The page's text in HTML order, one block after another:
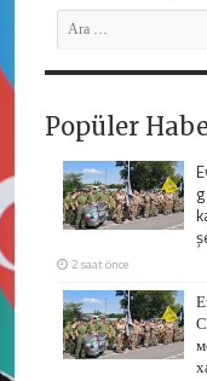
Popüler
2 saat önce